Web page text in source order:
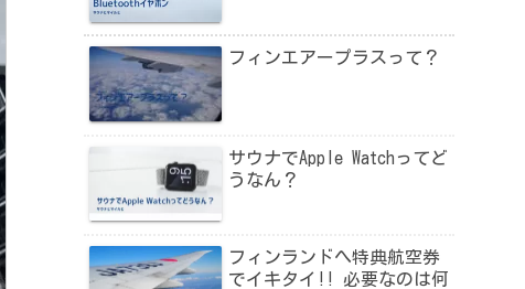
フィンエアープラスって？
サウナでApple Watchってど
うなん？
フィンランドへ特典航空券
でイキタイ!! 必要なのは何